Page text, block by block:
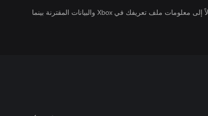
يتلقى ناشرو الألعاب التي تقوم بتشغيلها وصولاً إلى معلومات ملف تعريفك في Xbox والبيانات المقترنة بينما